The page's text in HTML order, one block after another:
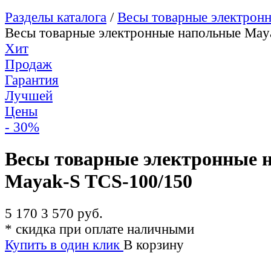
Разделы каталога / Весы товарные
Весы товарные электронные напольные
Хит
Продаж
Гарантия
Лучшей
Цены
- 30%
Весы товарные электронные
Mayak-S TCS-100/150
5 170 3 570 руб.
* скидка при оплате наличными
Купить в один клик В корзину